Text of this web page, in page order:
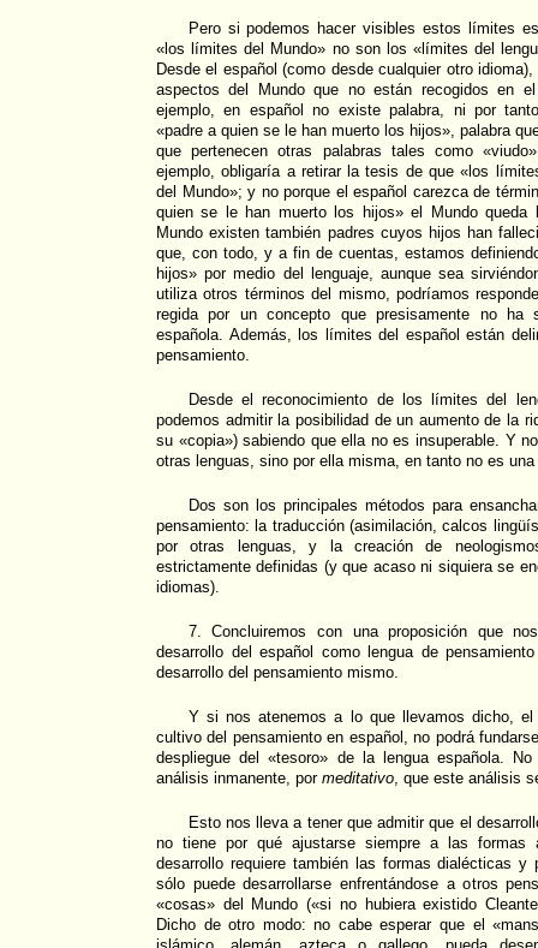
Pero si podemos hacer visibles estos límites
«los límites del Mundo» no son los «límites del
Desde el español (como desde cualquier otro
aspectos del Mundo que no están recogidos en
ejemplo, en español no existe palabra, ni por
«padre a quien se le han muerto los hijos», palabra
que pertenecen otras palabras tales como
ejemplo, obligaría a retirar la tesis de que «los
del Mundo»; y no porque el español carezca de
quien se le han muerto los hijos» el Mundo
Mundo existen también padres cuyos hijos han
que, con todo, y a fin de cuentas, estamos
hijos» por medio del lenguaje, aunque sea
utiliza otros términos del mismo, podríamos
regida por un concepto que presisamente no ha
española. Además, los límites del español están
pensamiento.
Desde el reconocimiento de los límites del
podemos admitir la posibilidad de un aumento de la
su «copia») sabiendo que ella no es insuperable. Y
otras lenguas, sino por ella misma, en tanto no es
Dos son los principales métodos para
pensamiento: la traducción (asimilación, calcos
por otras lenguas, y la creación de
estrictamente definidas (y que acaso ni siquiera se
idiomas).
7. Concluiremos con una proposición que
desarrollo del español como lengua de
desarrollo del pensamiento mismo.
Y si nos atenemos a lo que llevamos dicho, el
cultivo del pensamiento en español, no podrá
despliegue del «tesoro» de la lengua española.
análisis inmanente, por meditativo, que este análisis
Esto nos lleva a tener que admitir que el
no tiene por qué ajustarse siempre a las formas
desarrollo requiere también las formas dialécticas y
sólo puede desarrollarse enfrentándose a otros
«cosas» del Mundo («si no hubiera existido
Dicho de otro modo: no cabe esperar que el